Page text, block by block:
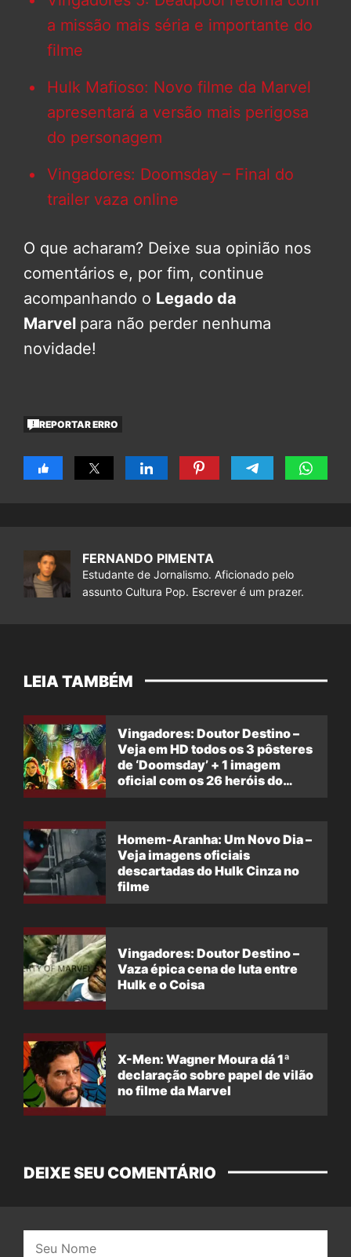
a missão mais séria e importante do
filme
Hulk Mafioso: Novo filme da Marvel
apresentará a versão mais perigosa
do personagem
Vingadores: Doomsday – Final do
trailer vaza online
O que acharam? Deixe sua opinião nos
comentários e, por fim, continue
acompanhando o Legado da
Marvel para não perder nenhuma
novidade!
REPORTAR ERRO
FERNANDO PIMENTA
Estudante de Jornalismo. Aficionado pelo
assunto Cultura Pop. Escrever é um prazer.
LEIA TAMBÉM
Vingadores: Doutor Destino –
Veja em HD todos os 3 pôsteres
de ‘Doomsday’ + 1 imagem
oficial com os 26 heróis do
Homem-Aranha: Um Novo Dia –
Veja imagens oficiais
descartadas do Hulk Cinza no
filme
Vingadores: Doutor Destino –
Vaza épica cena de luta entre
Hulk e o Coisa
X-Men: Wagner Moura dá 1ª
declaração sobre papel de vilão
no filme da Marvel
DEIXE SEU COMENTÁRIO